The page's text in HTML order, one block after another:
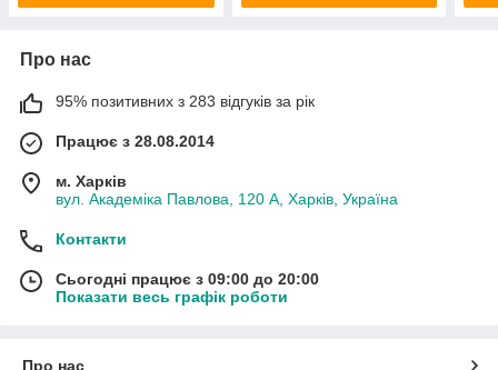
Про нас
95% позитивних з 283 відгуків за рік
Працює з 28.08.2014
м. Харків
вул. Академіка Павлова, 120 А, Харків, Україна
Контакти
Сьогодні працює з 09:00 до 20:00
Показати весь графік роботи
Про нас